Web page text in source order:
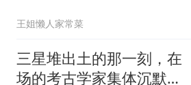
王姐懒人家常菜
三星堆出土的那一刻，在
场的考古学家集体沉默